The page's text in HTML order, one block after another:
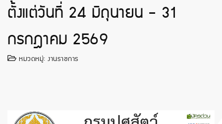
ตั้งแต่วันที่ 24 มิถุนายน - 31
กรกฎาคม 2569
หมวดหมู่: งานราชการ